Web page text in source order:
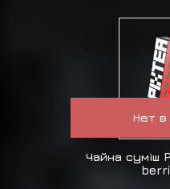
Нет в
Чайна суміш